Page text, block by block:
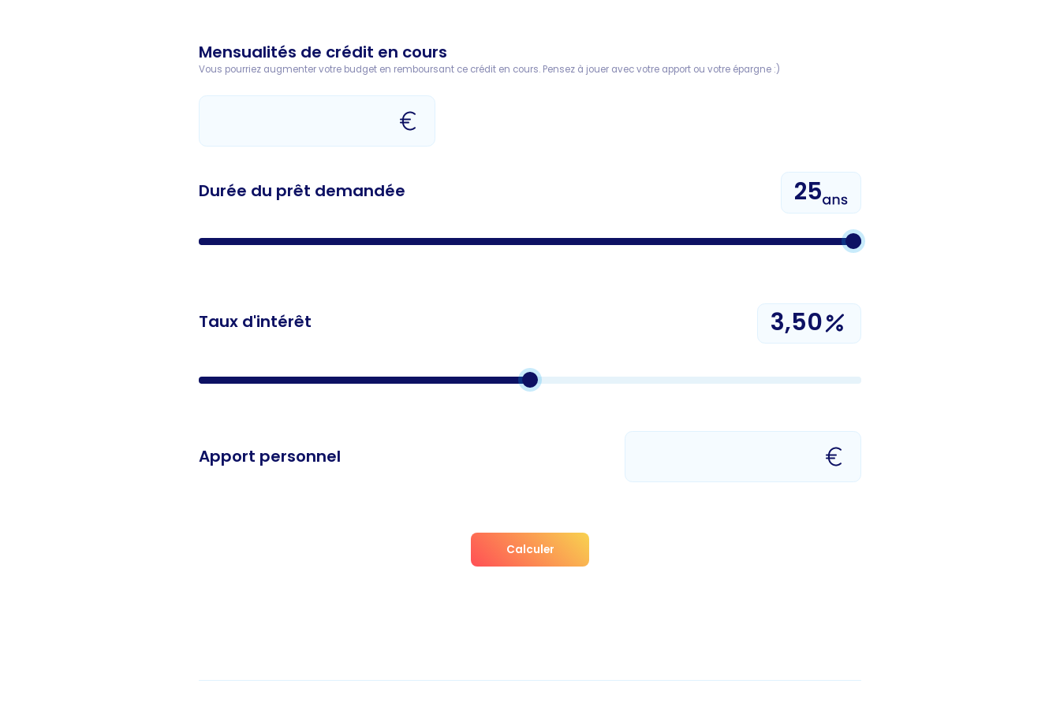
Mensualités de crédit en cours
Vous pourriez augmenter votre budget en remboursant ce crédit en cours. Pensez à jouer avec votre apport ou votre épargne :)
Durée du prêt demandée 25
Taux d'intérêt 3,50
Apport personnel
Calculer